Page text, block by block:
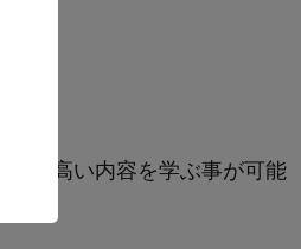
の高い内容を学ぶ事が可能